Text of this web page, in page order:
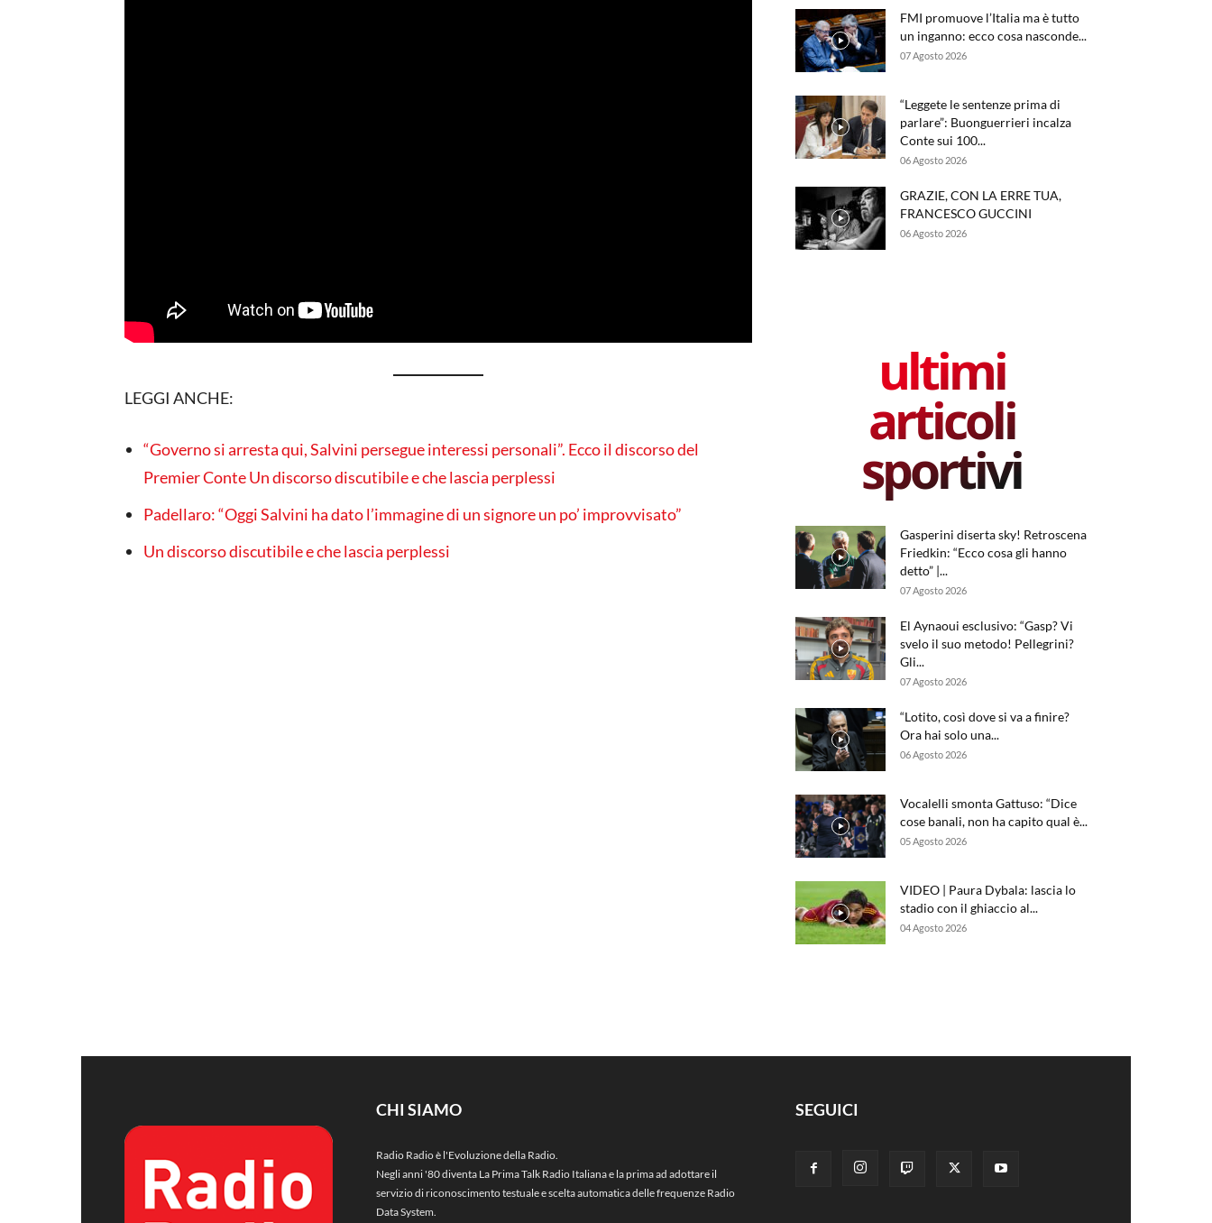
LEGGI ANCHE:
“Governo si arresta qui, Salvini persegue interessi personali”. Ecco il discorso del
Premier ConteUn discorso discutibile e che lascia perplessi
Padellaro: “Oggi Salvini ha dato l’immagine di un signore un po’ improvvisato”
Un discorso discutibile e che lascia perplessi
FMI promuove l’Italia ma è tutto
un inganno: ecco cosa nasconde...
07 Agosto 2026
“Leggete le sentenze prima di
parlare”: Buonguerrieri incalza
Conte sui 100...
06 Agosto 2026
GRAZIE, CON LA ERRE TUA,
FRANCESCO GUCCINI
06 Agosto 2026
ultimi
articoli
sportivi
Gasperini diserta sky! Retroscena
Friedkin: “Ecco cosa gli hanno
detto” |...
07 Agosto 2026
El Aynaoui esclusivo: “Gasp? Vi
svelo il suo metodo! Pellegrini?
Gli...
07 Agosto 2026
“Lotito, così dove si va a finire?
Ora hai solo una...
06 Agosto 2026
Vocalelli smonta Gattuso: “Dice
cose banali, non ha capito qual è...
05 Agosto 2026
VIDEO | Paura Dybala: lascia lo
stadio con il ghiaccio al...
04 Agosto 2026
CHI SIAMO
Radio Radio è l'Evoluzione della Radio.
Negli anni '80 diventa La Prima Talk Radio Italiana e la prima ad adottare il
servizio di riconoscimento testuale e scelta automatica delle frequenze Radio
Data System.
SEGUICI